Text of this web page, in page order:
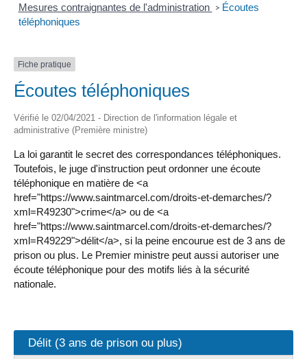
Mesures contraignantes de l'administration > Écoutes
téléphoniques
Fiche pratique
Écoutes téléphoniques
Vérifié le 02/04/2021 - Direction de l'information légale et
administrative (Première ministre)
La loi garantit le secret des correspondances téléphoniques.
Toutefois, le juge d'instruction peut ordonner une écoute
téléphonique en matière de <a
href="https://www.saintmarcel.com/droits-et-demarches/?
xml=R49230">crime</a> ou de <a
href="https://www.saintmarcel.com/droits-et-demarches/?
xml=R49229">délit</a>, si la peine encourue est de 3 ans de
prison ou plus. Le Premier ministre peut aussi autoriser une
écoute téléphonique pour des motifs liés à la sécurité
nationale.
Délit (3 ans de prison ou plus)